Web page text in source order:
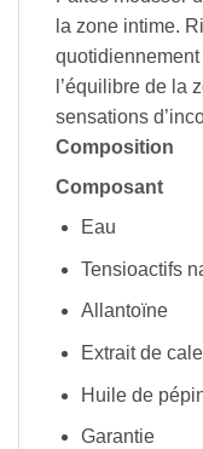
la zone intime.
l’équilibre de la
sensations
Composition
Composant
Eau
Tensioactifs
Allantoïne
Extrait de
Huile de
Garantie